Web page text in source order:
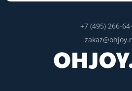
+7 (495) 266-